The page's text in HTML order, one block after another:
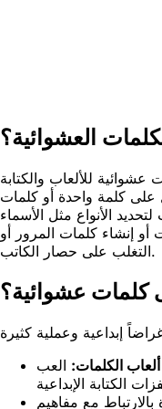
العشوائية؟
للألعاب والكتابة
على كلمة واحدة أو كلمات
الأنواع مثل الأسماء
أو إنشاء كلمات المرور أو
التغلب على حصار الكاتب.
كلمات عشوائية؟
ألعاب الكلمات: العب Pictionary أو التمثيل الصامت أو
الكتابة الإبداعية
مع مفاهيم